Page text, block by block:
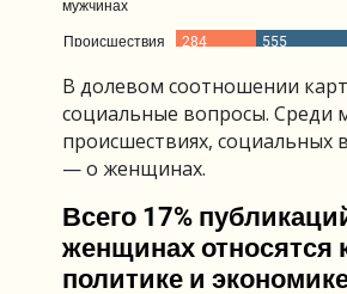
В долевом соотношении
социальные вопросы. Среди
происшествиях, социальных
— о женщинах.